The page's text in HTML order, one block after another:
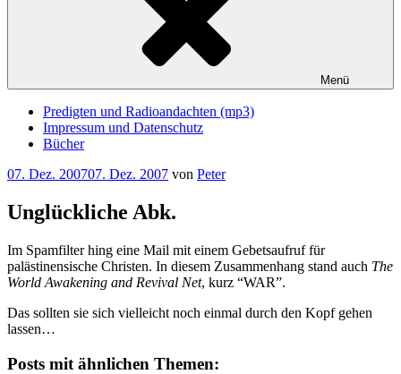
Menü
Predigten und Radioandachten (mp3)
Impressum und Datenschutz
Bücher
Veröffentlicht
07. Dez. 200707. Dez. 2007 von Peter
Unglückliche Abk.
Im Spamfilter hing eine Mail mit einem Gebetsaufruf für
palästinensische Christen. In diesem Zusammenhang stand auch The
World Awakening and Revival Net, kurz “WAR”.
Das sollten sie sich vielleicht noch einmal durch den Kopf gehen
lassen…
Posts mit ähnlichen Themen: